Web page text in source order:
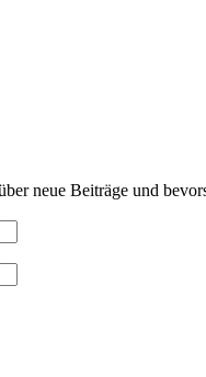
neue Beiträge und